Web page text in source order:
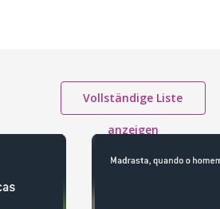
Vollständige Liste
anzeigen